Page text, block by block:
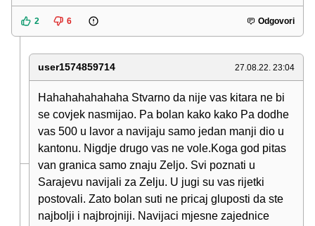
2 6 Odgovori
user1574859714 27.08.22. 23:04
Hahahahahahaha Stvarno da nije vas kitara ne bi
se covjek nasmijao. Pa bolan kako kako Pa dodhe
vas 500 u lavor a navijaju samo jedan manji dio u
kantonu. Nigdje drugo vas ne vole.Koga god pitas
van granica samo znaju Zeljo. Svi poznati u
Sarajevu navijali za Zelju. U jugi su vas rijetki
postovali. Zato bolan suti ne pricaj gluposti da ste
najbolji i najbrojniji. Navijaci mjesne zajednice